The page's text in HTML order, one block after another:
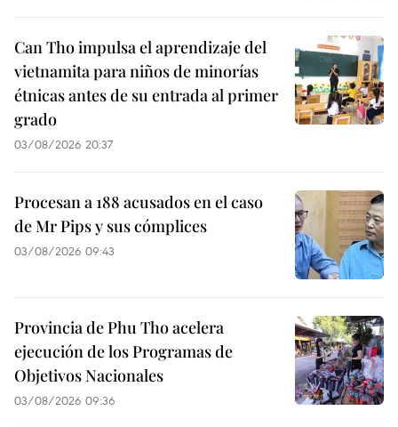
Can Tho impulsa el aprendizaje del
vietnamita para niños de minorías
étnicas antes de su entrada al primer
grado
03/08/2026 20:37
Procesan a 188 acusados en el caso
de Mr Pips y sus cómplices
03/08/2026 09:43
Provincia de Phu Tho acelera
ejecución de los Programas de
Objetivos Nacionales
03/08/2026 09:36